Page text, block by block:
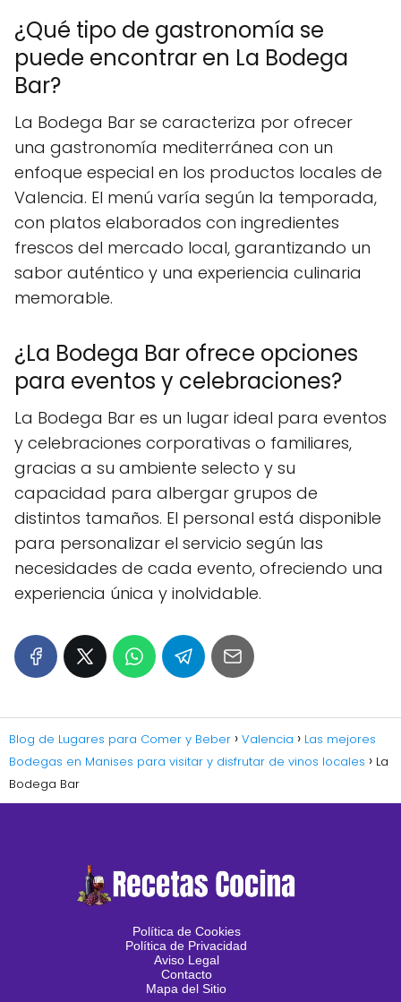
¿Qué tipo de gastronomía se
puede encontrar en La Bodega
Bar?
La Bodega Bar se caracteriza por ofrecer
una gastronomía mediterránea con un
enfoque especial en los productos locales de
Valencia. El menú varía según la temporada,
con platos elaborados con ingredientes
frescos del mercado local, garantizando un
sabor auténtico y una experiencia culinaria
memorable.
¿La Bodega Bar ofrece opciones
para eventos y celebraciones?
La Bodega Bar es un lugar ideal para eventos
y celebraciones corporativas o familiares,
gracias a su ambiente selecto y su
capacidad para albergar grupos de
distintos tamaños. El personal está disponible
para personalizar el servicio según las
necesidades de cada evento, ofreciendo una
experiencia única y inolvidable.
Blog de Lugares para Comer y Beber Valencia
Las mejores
Bodegas en Manises para visitar y disfrutar de vinos locales
La
Bodega Bar
Política de Cookies
Política de Privacidad
Aviso Legal
Contacto
Mapa del Sitio